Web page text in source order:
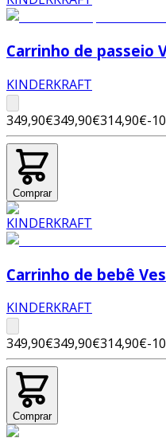
Carrinho de passeio
KINDERKRAFT
349,90€349,90€314,90€-10
Comprar
Carrinho de bebê
KINDERKRAFT
349,90€349,90€314,90€-10
Comprar